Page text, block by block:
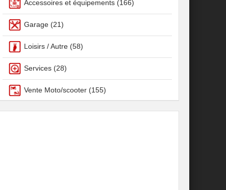
Accessoires et équipements (166)
Garage (21)
Loisirs / Autre (58)
Services (28)
Vente Moto/scooter (155)